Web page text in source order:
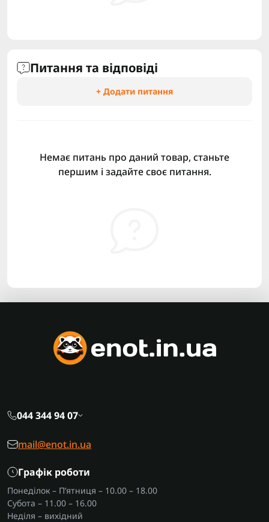
Питання та відповіді
+ Додати питання
Немає питань про даний товар, станьте
першим і задайте своє питання.
044 344 94 07
mail@enot.in.ua
Графік роботи
Понеділок – П’ятниця – 10.00 – 18.00
Субота – 11.00 – 16.00
Неділя – вихідний